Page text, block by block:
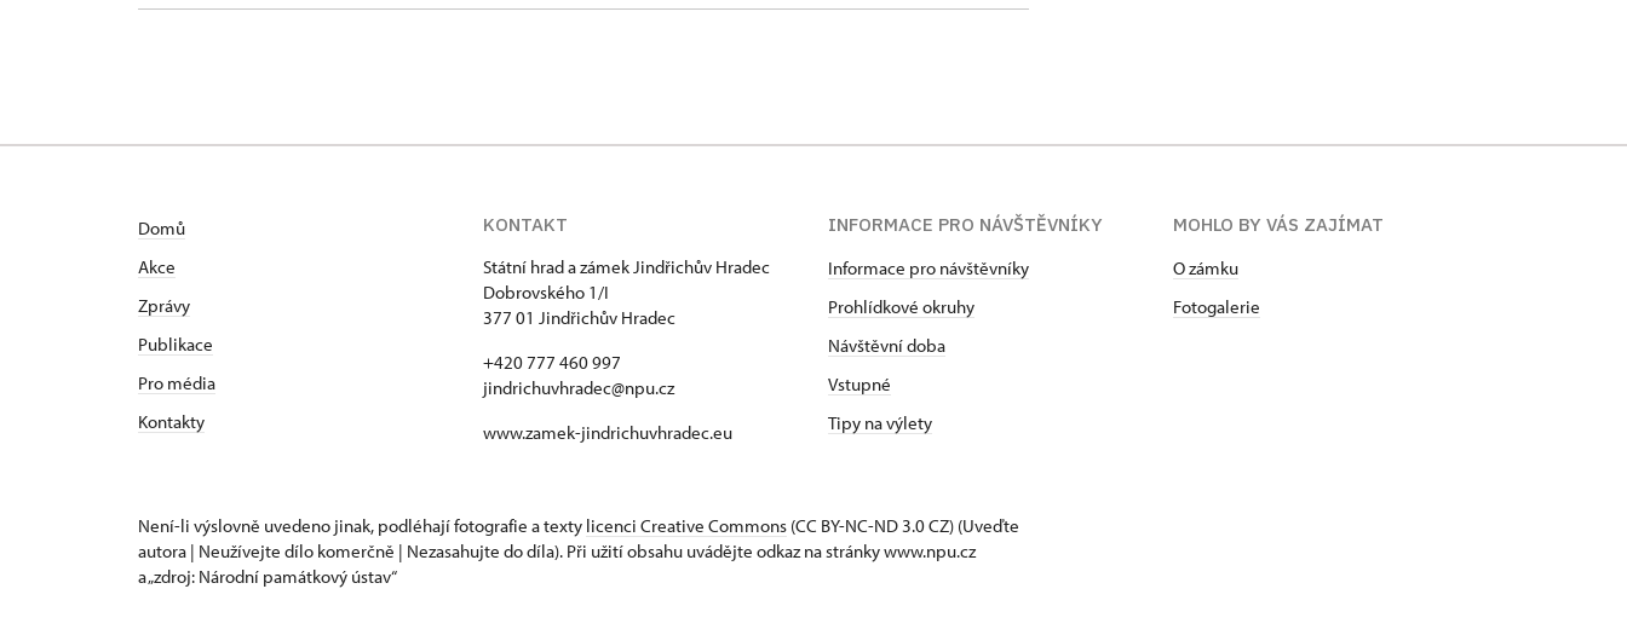
Domů
Akce
Zprávy
Publikace
Pro média
Kontakty
KONTAKT
Státní hrad a zámek Jindřichův Hradec
Dobrovského 1/I
377 01 Jindřichův Hradec
+420 777 460 997
jindrichuvhradec@npu.cz
www.zamek-jindrichuvhradec.eu
INFORMACE PRO NÁVŠTĚVNÍKY
Informace pro návštěvníky
Prohlídkové okruhy
Návštěvní doba
Vstupné
Tipy na výlety
MOHLO BY VÁS ZAJÍMAT
O zámku
Fotogalerie
Není-li výslovně uvedeno jinak, podléhají fotografie a texty licenci Creative Commons (CC BY-NC-ND 3.0 CZ) (Uveďte
autora | Neužívejte dílo komerčně | Nezasahujte do díla). Při užití obsahu uvádějte odkaz na stránky www.npu.cz
a „zdroj: Národní památkový ústav“